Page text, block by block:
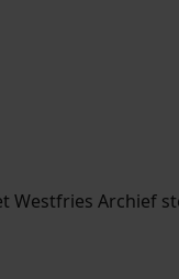
zoektips.
zoektips.
Westfries Archief
uw zoekopdracht te